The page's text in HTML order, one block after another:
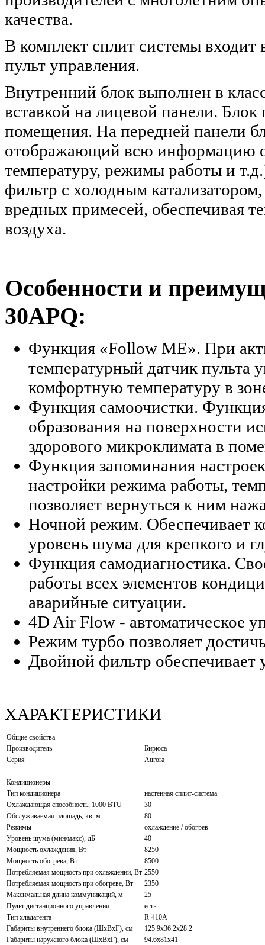
качества.
В комплект сплит системы
пульт управления.
Внутренний блок выполнен в
вставкой на лицевой панели.
помещения. На передней панели
отображающий всю информацию
температуру, режимы работы и
фильтр с холодным
вредных примесей, обеспечивая
воздуха.
Особенности и
30APQ:
Функция «Follow ME». При
температурный датчик пульта
комфортную температуру в
Функция самоочистки.
образования на поверхности
здорового микроклимата в
Функция запоминания
настройки режима работы,
позволяет вернуться к ним
Ночной режим. Обеспечивает
уровень шума для крепкого и
Функция самодиагностика.
работы всех элементов
аварийные ситуации.
4D Air Flow - автоматическое
Режим турбо позволяет
Двойной фильтр обеспечивает
ХАРАКТЕРИСТИКИ
Общие свойства
Производитель
Бирюса
Серия
Aurora
Кондиционеры
Тип кондиционера
настенная сплит-система
Охлаждающая способность, 1000 BTU
30
Обслуживаемая площадь, кв. м.
80
Режимы
охлаждение / обогрев
Уровень шума (мин/макс), дБ
40
Мощность охлаждения, Вт
8250
Мощность обогрева, Вт
8500
Потребляемая мощность при охлаждении, Вт 2550
Потребляемая мощность при обогреве, Вт
2350
Максимальная длина коммуникаций, м
25
Пульт дистанционного управления
есть
Тип хладагента
R-410A
Габариты внутреннего блока (ШxВxГ), см
125.9х36.2х28.2
Габариты наружного блока (ШxВxГ), см
94.6х81х41